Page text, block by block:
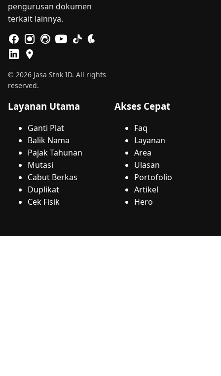
pengurusan dokumen
terkait lainnya.
© 2026 Jasa Stnk ID. All rights
reserved.
Layanan Utama
Ganti Plat
Balik Nama
Pajak Tahunan
Mutasi
Cabut Berkas
Duplikat
Cek Fisik
Akses Cepat
Faq
Layanan
Area
Ulasan
Portofolio
Artikel
Hero